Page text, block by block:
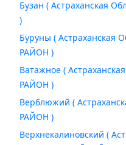
Бузан ( Астраханская
)
Буруны (
РАЙОН )
Ватажное (
РАЙОН )
Верблюжий (
РАЙОН )
Верхнекалиновский (